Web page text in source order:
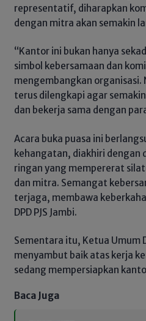
representatif, diharapkan
dengan mitra akan semakin
“Kantor ini bukan hanya
simbol kebersamaan dan
mengembangkan
terus dilengkapi agar
dan bekerja sama dengan
Acara buka puasa ini
kehangatan, diakhiri dengan
ringan yang mempererat
dan mitra. Semangat
terjaga, membawa
DPD PJS Jambi.
Sementara itu, Ketua Umum
menyambut baik atas kerja
sedang mempersiapkan
Baca Juga